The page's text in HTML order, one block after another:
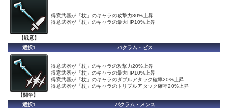
【戦意】
得意武器が「杖」のキャラの攻撃力30%上昇
得意武器が「杖」のキャラの最大HP10%上昇
選択1 バクラム・ビス
【闘争】
得意武器が「杖」のキャラの攻撃力20%上昇
得意武器が「杖」のキャラの最大HP10%上昇
得意武器が「杖」のキャラのダブルアタック確率20%上昇
得意武器が「杖」のキャラのトリプルアタック確率20%上昇
選択1 バクラム・メンス